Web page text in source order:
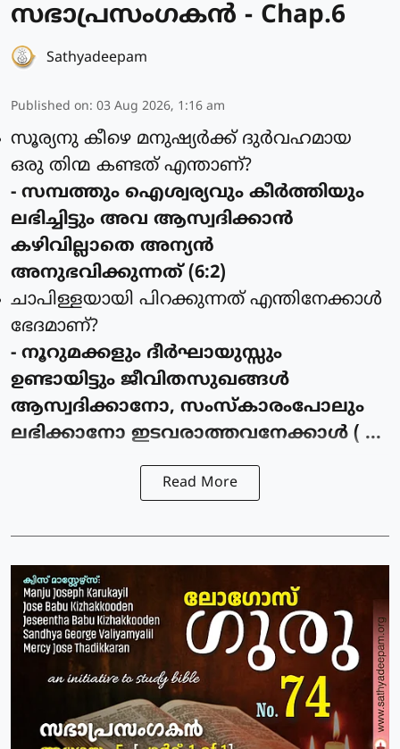
സഭാപ്രസംഗകൻ - Chap.6
Sathyadeepam
Published on: 03 Aug 2026, 1:16 am
സൂര്യനു കീഴെ മനുഷ്യര്‍ക്ക് ദുര്‍വഹമായ
ഒരു തിന്മ കണ്ടത് എന്താണ്?
- സമ്പത്തും ഐശ്വര്യവും കീര്‍ത്തിയും
ലഭിച്ചിട്ടും അവ ആസ്വദിക്കാന്‍
കഴിവില്ലാതെ അന്യന്‍
അനുഭവിക്കുന്നത് (6:2)
ചാപിള്ളയായി പിറക്കുന്നത് എന്തിനേക്കാള്‍
ഭേദമാണ്?
- നൂറുമക്കളും ദീര്‍ഘായുസ്സും
ഉണ്ടായിട്ടും ജീവിതസുഖങ്ങള്‍
ആസ്വദിക്കാനോ, സംസ്കാരംപോലും
ലഭിക്കാനോ ഇടവരാത്തവനേക്കാള്‍ ( ...
Read More